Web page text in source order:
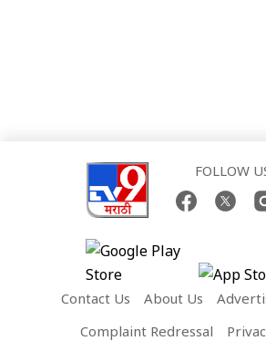
FOLLOW
Contact Us About Us
Complaint Redressal